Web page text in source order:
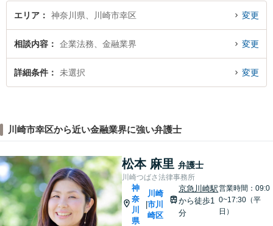
エリア 神奈川県、川崎市幸区 変更
相談内容 企業法務、金融業界 変更
詳細条件 未選択 変更
川崎市幸区から近い金融業界に強い弁護士
松本 麻里 弁護士
川崎つばさ法律事務所
神
奈
川
県
|
川崎
市川
崎区
京急川崎駅
から徒歩1
分
営業時間：09:0
0~17:30（平
日）